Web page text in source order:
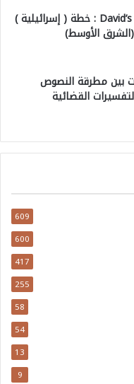
ممر داوود David’s Corrido : خطة ( إسرائيلية )
الأوسط)
بين مطرقة النصوص
القضائية
609
600
417
255
58
54
13
9